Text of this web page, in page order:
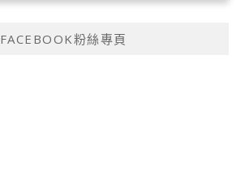
FACEBOOK粉絲專頁